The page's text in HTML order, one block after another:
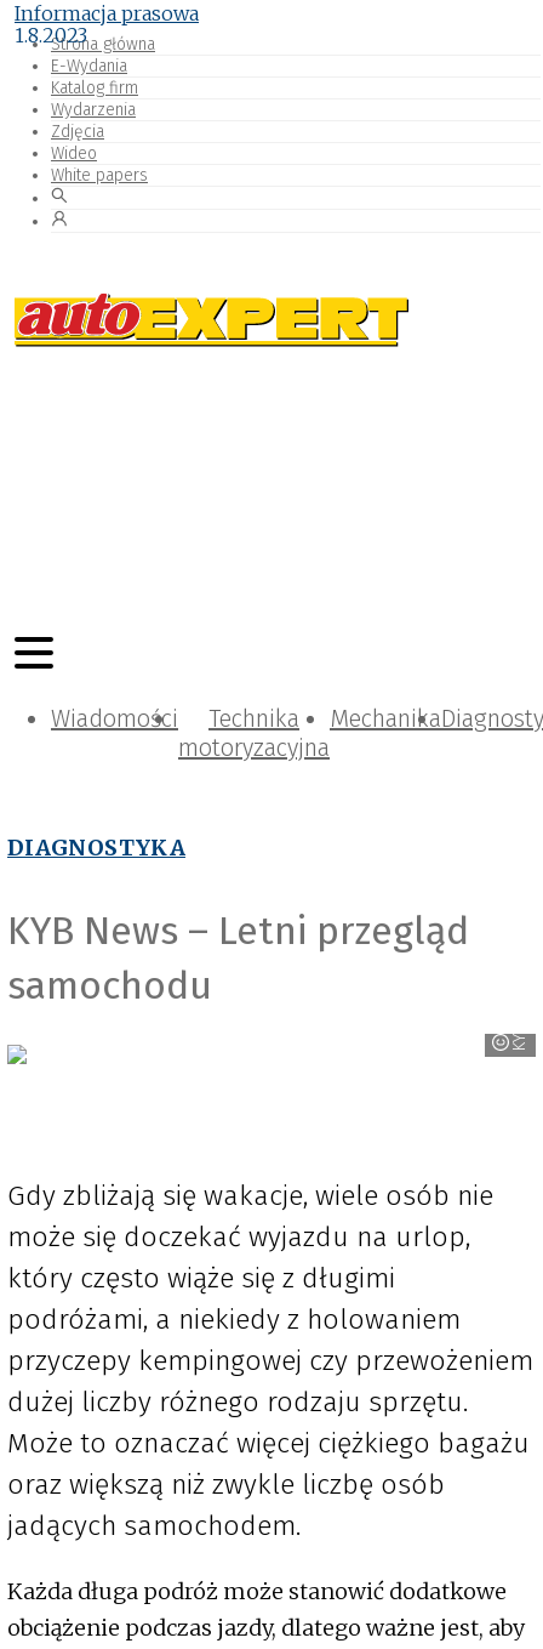
Strona główna
E-Wydania
Katalog firm
Wydarzenia
Zdjęcia
Wideo
White papers
Wiadomości
Technika
motoryzacyjna
Mechanika
DIAGNOSTYKA
KYB News – Letni przegląd
samochodu
KYB
Informacja prasowa
1.8.2023
Gdy zbliżają się wakacje, wiele osób nie
może się doczekać wyjazdu na urlop,
który często wiąże się z długimi
podróżami, a niekiedy z holowaniem
przyczepy kempingowej czy przewożeniem
dużej liczby różnego rodzaju sprzętu.
Może to oznaczać więcej ciężkiego bagażu
oraz większą niż zwykle liczbę osób
jadących samochodem.
Każda długa podróż może stanowić dodatkowe
obciążenie podczas jazdy, dlatego ważne jest, aby